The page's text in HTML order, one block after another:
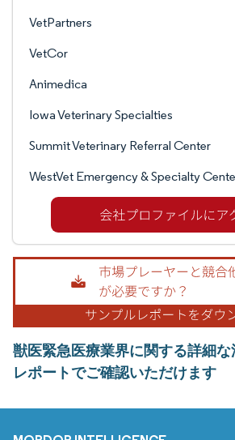
VetPartners
VetCor
Animedica
Iowa Veterinary Specialties
Summit Veterinary Referral Center
WestVet Emergency & Specialty
獣医緊急医療業界に関する詳細
レポートでご確認いただけます